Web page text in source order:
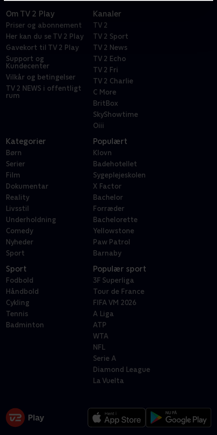
Om TV 2 Play
Priser og abonnement
Her kan du se TV 2 Play
Gavekort til TV 2 Play
Support og
Kundecenter
Vilkår og betingelser
TV 2 NEWS i offentligt
rum
Kanaler
TV 2
TV 2 Sport
TV 2 News
TV 2 Echo
TV 2 Fri
TV 2 Charlie
C More
BritBox
SkyShowtime
Oiii
Kategorier
Børn
Serier
Film
Dokumentar
Reality
Livsstil
Underholdning
Comedy
Nyheder
Sport
Populært
Klovn
Badehotellet
Sygeplejeskolen
X Factor
Bachelor
Forræder
Bachelorette
Yellowstone
Paw Patrol
Barnaby
Sport
Fodbold
Håndbold
Cykling
Tennis
Badminton
Populær sport
3F Superliga
Tour de France
FIFA VM 2026
A Liga
ATP
WTA
NFL
Serie A
Diamond League
La Vuelta